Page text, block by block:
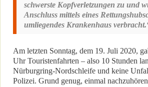
schwerste Kopfverletzungen zu und
Anschluss mittels eines
umliegendes Krankenhaus
Am letzten Sonntag, dem 19. Juli 2020,
Uhr Touristenfahrten – also 10 Stunden
Nürburgring-Nordschleife und keine
Polizei. Grund genug, einmal